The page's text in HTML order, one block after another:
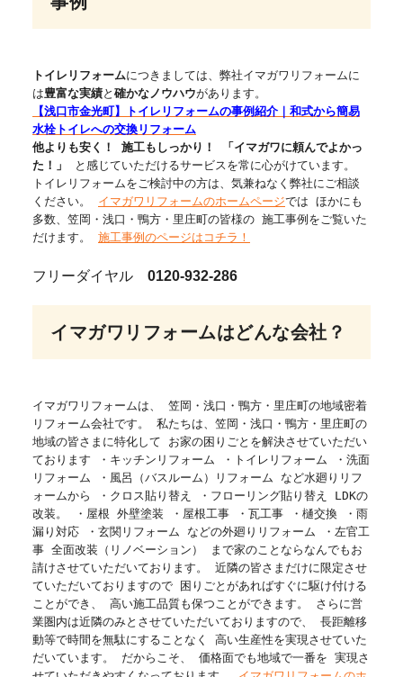
トイレリフォームにつきましては、弊社イマガワリフォームに
は豊富な実績と 確かなノウハウがあります。
【浅口市金光町】トイレリフォームの事例紹介｜和式から簡易
水栓トイレへの交換リフォーム
他よりも安く！
施工もしっかり！
「イマガワに頼んでよかっ
た！」
と感じていただけるサービスを常に心がけています。
トイレリフォームをご検討中の方は、気兼ねなく弊社にご相談
ください。 イマガワリフォームのホームページでは ほかにも
多数、笠岡・浅口・鴨方・里庄町の皆様の 施工事例をご覧いた
だけます。 施工事例のページはコチラ！
フリーダイヤル 0120-932-286
イマガワリフォームはどんな会社？
イマガワリフォームは、 笠岡・浅口・鴨方・里庄町の地域密着
リフォーム会社です。 私たちは、笠岡・浅口・鴨方・里庄町の
地域の皆さまに特化して お家の困りごとを解決させていただい
ております ・キッチンリフォーム ・トイレリフォーム ・洗面
リフォーム ・風呂（バスルーム）リフォーム など水廻りリフ
ォームから ・クロス貼り替え ・フローリング貼り替え LDKの
改装。 ・屋根 外壁塗装 ・屋根工事 ・瓦工事 ・樋交換 ・雨
漏り対応 ・玄関リフォーム などの外廻りリフォーム ・左官工
事 全面改装（リノベーション） まで家のことならなんでもお
請けさせていただいております。 近隣の皆さまだけに限定させ
ていただいておりますので 困りごとがあればすぐに駆け付ける
ことができ、 高い施工品質も保つことができます。 さらに営
業圏内は近隣のみとさせていただいておりますので、 長距離移
動等で時間を無駄にすることなく 高い生産性を実現させていた
だいています。 だからこそ、 価格面でも地域で一番を 実現さ